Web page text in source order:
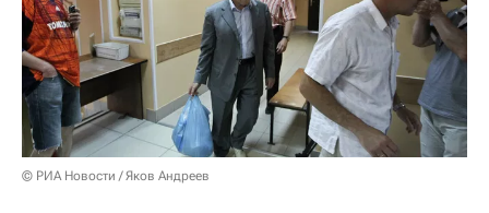
© РИА Новости / Яков Андреев